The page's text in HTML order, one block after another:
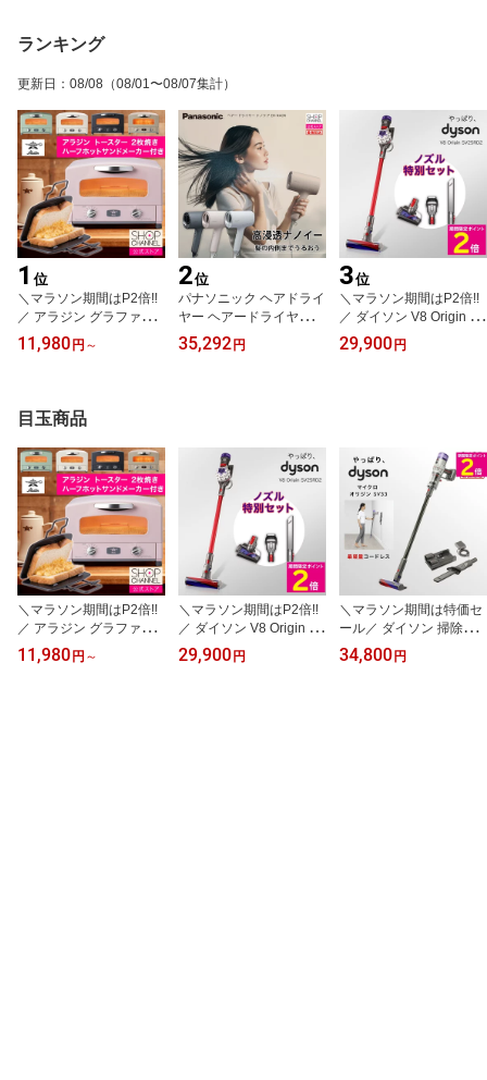
ランキング
更新日 ： 08/08 （08/01〜08/07集計）
1 位
＼マラソン期間はP2倍!!
／ アラジン グラファイ
トトースター 特別セット
＜2枚焼き＞ オーブント
ン ホワイト ブラック ト
ープ サクラピンク 【シ
ョップチャンネル公式】
AT-HLF01 CAT-GS13B A
ET-GS13B
11,980円 ～
2位
パナソニック ヘアドライ
ヤー ヘアードライヤー
ナノケア EH-NA0K Pana
sonic チャコールブラッ
35,292円
3位
＼マラソン期間はP2倍!!
／ ダイソン V8 Origin 掃
除機 コードレス スティ
ック式 ハンディ Dyson
型 ハンディ掃除機 3way
29,900円
目玉商品
＼マラソン期間はP2倍!!
／ アラジン グラファイ
トトースター 特別セット
＜2枚焼き＞ オーブント
11,980円 ～
＼マラソン期間はP2倍!!
／ ダイソン V8 Origin 掃
除機 コードレス スティ
ック式 ハンディ Dyson
29,900円
＼マラソン期間は特価セ
ール／ ダイソン 掃除機
軽量 モデル SV33 スティ
ッククリーナー コードレ
34,800円